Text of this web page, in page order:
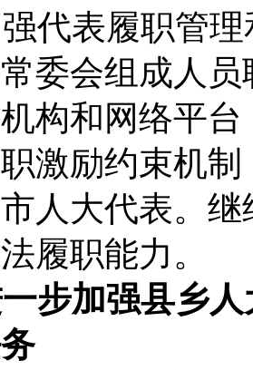
代表履职管理
委会组成人
构和网络平
激励约束机
人大代表。
履职能力。
步加强县乡